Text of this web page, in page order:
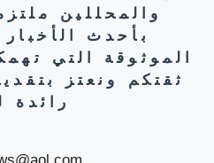
والمحللين
بأحدث
الموثوقة التي
ثقتكم ونعتز
رائدة